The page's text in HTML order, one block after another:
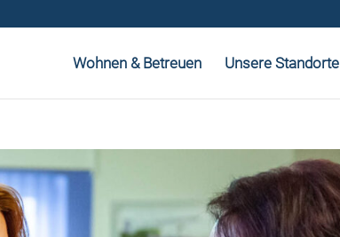
Wohnen & Betreuen Unsere Standorte